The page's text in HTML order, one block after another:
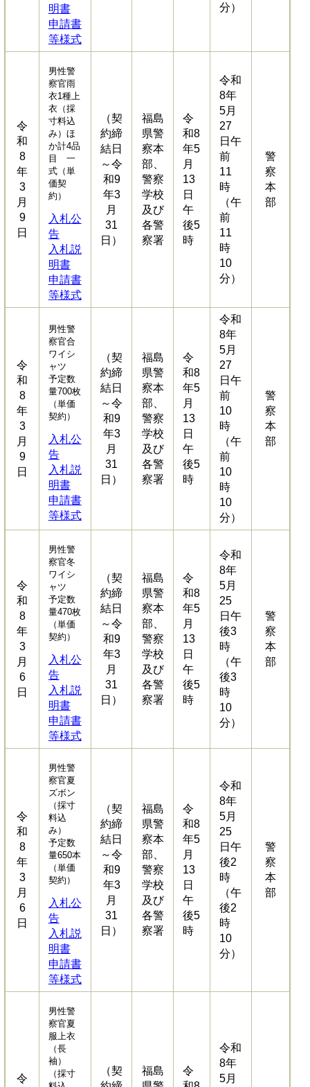
明書
申請書
等様式
分）
令
和
8
年
3
月
9
日
男性警
察官雨
衣1種上
衣（採
寸料込
み）ほ
か計4品
目 一
式（単
価契
約）
入札公
告
入札説
明書
申請書
等様式
（契
約締
結日
～令
和9
年3
月
31
日）
福島
県警
察本
部、
警察
学校
及び
各警
察署
令
和8
年5
月
13
日
午
後5
時
令和
8年
5月
27
日午
前
11
時
（午
前
11
時
10
分）
警
察
本
部
令
和
8
年
3
月
9
日
男性警
察官合
ワイシ
ャツ
予定数
量700枚
（単価
契約）
入札公
告
入札説
明書
申請書
等様式
（契
約締
結日
～令
和9
年3
月
31
日）
福島
県警
察本
部、
警察
学校
及び
各警
察署
令
和8
年5
月
13
日
午
後5
時
令和
8年
5月
27
日午
前
10
時
（午
前
10
時
10
分）
警
察
本
部
令
和
8
年
3
月
6
日
男性警
察官冬
ワイシ
ャツ
予定数
量470枚
（単価
契約）
入札公
告
入札説
明書
申請書
等様式
（契
約締
結日
～令
和9
年3
月
31
日）
福島
県警
察本
部、
警察
学校
及び
各警
察署
令
和8
年5
月
13
日
午
後5
時
令和
8年
5月
25
日午
後3
時
（午
後3
時
10
分）
警
察
本
部
令
和
8
年
3
月
6
日
男性警
察官夏
ズボン
（採寸
料込
み）
予定数
量650本
（単価
契約）
入札公
告
入札説
明書
申請書
等様式
（契
約締
結日
～令
和9
年3
月
31
日）
福島
県警
察本
部、
警察
学校
及び
各警
察署
令
和8
年5
月
13
日
午
後5
時
令和
8年
5月
25
日午
後2
時
（午
後2
時
10
分）
警
察
本
部
令
男性警
察官夏
服上衣
（長
袖）
（採寸
（契
福島
令
令和
8年
5月